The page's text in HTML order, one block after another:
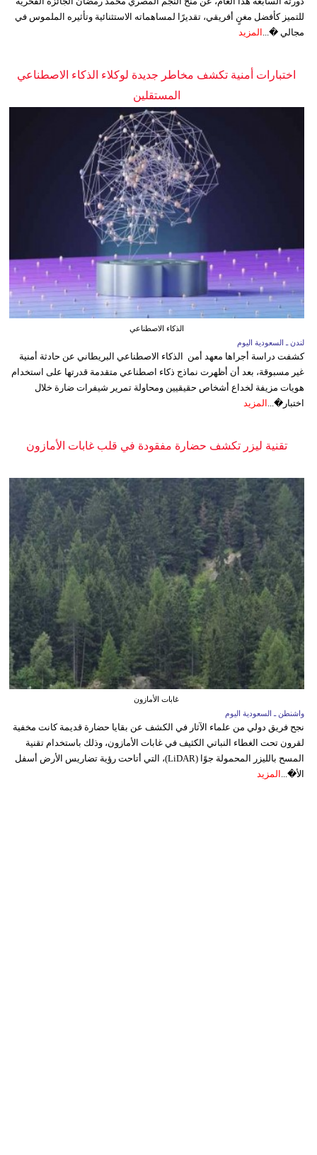
للتميز كأفضل مغنٍ أفريقي، تقديرًا لمساهماته الاستثنائية وتأثيره الملموس في
مجالي �... المزيد
اختبارات أمنية تكشف مخاطر جديدة لوكلاء الذكاء الاصطناعي
المستقلين
الذكاء الاصطناعي
لندن ـ السعودية اليوم
كشفت دراسة أجراها معهد أمن الذكاء الاصطناعي البريطاني عن حادثة أمنية
غير مسبوقة، بعد أن أظهرت نماذج ذكاء اصطناعي متقدمة قدرتها على استخدام
هويات مزيفة لخداع أشخاص حقيقيين ومحاولة تمرير شيفرات ضارة خلال
اختبار�...
المزيد
تقنية ليزر تكشف حضارة مفقودة في قلب غابات الأمازون
غابات الأمازون
واشنطن ـ السعودية اليوم
نجح فريق دولي من علماء الآثار في الكشف عن بقايا حضارة قديمة كانت مخفية
لقرون تحت الغطاء النباتي الكثيف في غابات الأمازون، وذلك باستخدام تقنية
المسح بالليزر المحمولة جوًا (LiDAR)، التي أتاحت رؤية تضاريس الأرض أسفل
الأ�... المزيد